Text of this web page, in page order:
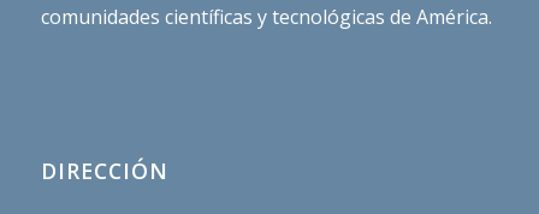
comunidades científicas y tecnológicas de América.
DIRECCIÓN